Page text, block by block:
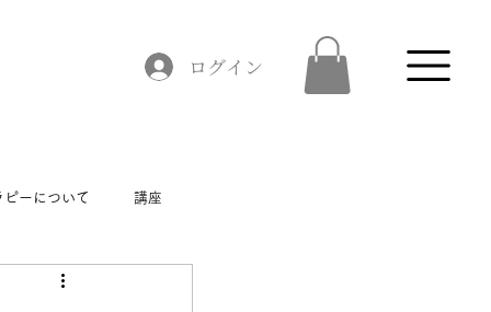
ログイン
ーについて 講座